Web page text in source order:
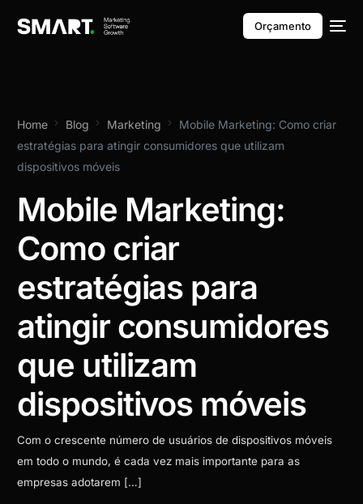
Orçamento
Home Blog Marketing
Mobile Marketing: Como criar
estratégias para atingir consumidores que utilizam
dispositivos móveis
Mobile Marketing:
Como criar
estratégias para
atingir consumidores
que utilizam
dispositivos móveis
Com o crescente número de usuários de dispositivos móveis
em todo o mundo, é cada vez mais importante para as
empresas adotarem […]